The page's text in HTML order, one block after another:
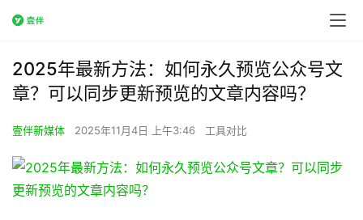
2025年最新方法：如何永久预览公众号文
章？可以同步更新预览的文章内容吗？
壹伴新媒体 2025年11月4日 上午3:46 工具对比